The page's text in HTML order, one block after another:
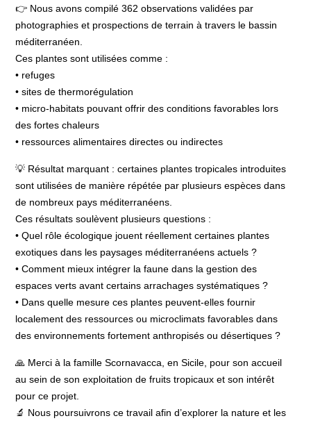
👉 Nous avons compilé 362 observations validées par
photographies et prospections de terrain à travers le bassin
méditerranéen.
Ces plantes sont utilisées comme :
• refuges
• sites de thermorégulation
• micro-habitats pouvant offrir des conditions favorables lors
des fortes chaleurs
• ressources alimentaires directes ou indirectes
💡 Résultat marquant : certaines plantes tropicales introduites
sont utilisées de manière répétée par plusieurs espèces dans
de nombreux pays méditerranéens.
Ces résultats soulèvent plusieurs questions :
• Quel rôle écologique jouent réellement certaines plantes
exotiques dans les paysages méditerranéens actuels ?
• Comment mieux intégrer la faune dans la gestion des
espaces verts avant certains arrachages systématiques ?
• Dans quelle mesure ces plantes peuvent-elles fournir
localement des ressources ou microclimats favorables dans
des environnements fortement anthropisés ou désertiques ?
🙏 Merci à la famille Scornavacca, en Sicile, pour son accueil
au sein de son exploitation de fruits tropicaux et son intérêt
pour ce projet.
🔬 Nous poursuivrons ce travail afin d’explorer la nature et les